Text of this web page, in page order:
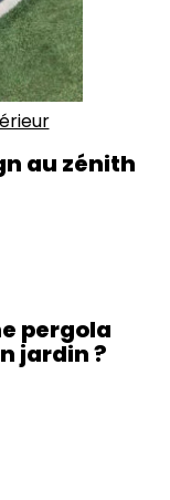
au zénith
pergola
jardin ?